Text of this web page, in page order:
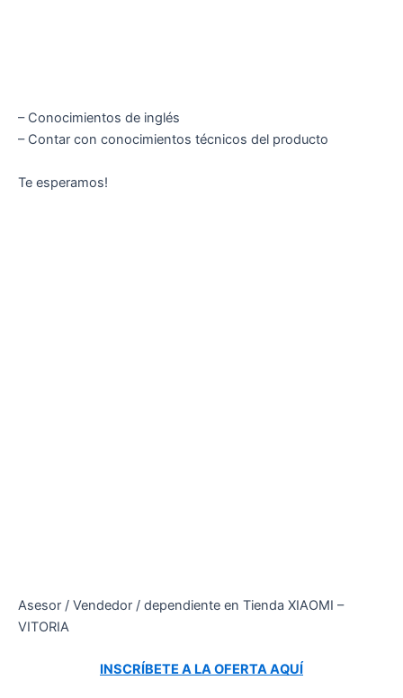
– Conocimientos de inglés
– Contar con conocimientos técnicos del producto
Te esperamos!
Asesor / Vendedor / dependiente en Tienda XIAOMI –
VITORIA
INSCRÍBETE A LA OFERTA AQUÍ